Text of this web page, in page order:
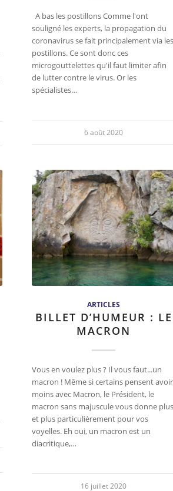
A bas les postillons Comme l'ont
souligné les experts, la propagation du
coronavirus se fait principalement via les
postillons. Ce sont donc ces
microgouttelettes qu'il faut limiter afin
de lutter contre le virus. Or les
spécialistes…
6 août 2020
ARTICLES
BILLET D’HUMEUR : LE
MACRON
Vous en voulez plus ? Il vous faut...un
macron ! Même si certains pensent avoir
moins avec Macron, le Président, le
macron sans majuscule vous donne
et plus particulièrement pour vos
voyelles. Eh oui, un macron est un
diacritique,…
16 juillet 2020